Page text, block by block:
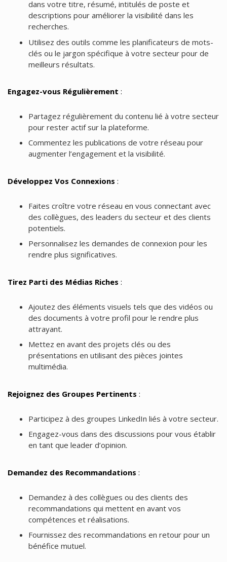
dans votre titre, résumé, intitulés de poste et
descriptions pour améliorer la visibilité dans les
recherches.
Utilisez des outils comme les planificateurs de mots-
clés ou le jargon spécifique à votre secteur pour de
meilleurs résultats.
Engagez-vous Régulièrement :
Partagez régulièrement du contenu lié à votre secteur
pour rester actif sur la plateforme.
Commentez les publications de votre réseau pour
augmenter l’engagement et la visibilité.
Développez Vos Connexions :
Faites croître votre réseau en vous connectant avec
des collègues, des leaders du secteur et des clients
potentiels.
Personnalisez les demandes de connexion pour les
rendre plus significatives.
Tirez Parti des Médias Riches :
Ajoutez des éléments visuels tels que des vidéos ou
des documents à votre profil pour le rendre plus
attrayant.
Mettez en avant des projets clés ou des
présentations en utilisant des pièces jointes
multimédia.
Rejoignez des Groupes Pertinents :
Participez à des groupes LinkedIn liés à votre secteur.
Engagez-vous dans des discussions pour vous établir
en tant que leader d’opinion.
Demandez des Recommandations :
Demandez à des collègues ou des clients des
recommandations qui mettent en avant vos
compétences et réalisations.
Fournissez des recommandations en retour pour un
bénéfice mutuel.